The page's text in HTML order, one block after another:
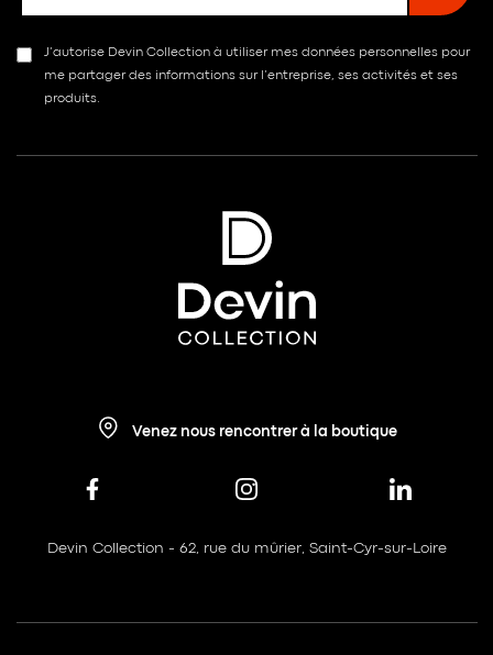
J’autorise Devin Collection à utiliser mes données personnelles pour
me partager des informations sur l’entreprise, ses activités et ses
produits.
Venez nous rencontrer à la boutique
Devin Collection - 62, rue du mûrier, Saint-Cyr-sur-Loire